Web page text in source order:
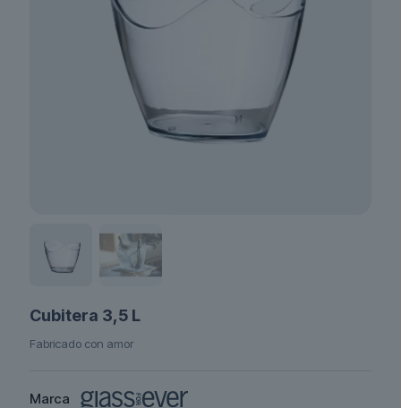
Cubitera 3,5 L
Fabricado con amor
Marca